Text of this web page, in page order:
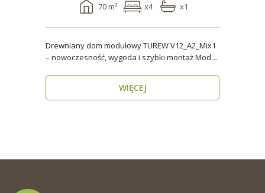
70 m² x4 x1
Drewniany dom modułowy TUREW V12_A2_Mix1
– nowoczesność, wygoda i szybki montaż Model
WIĘCEJ